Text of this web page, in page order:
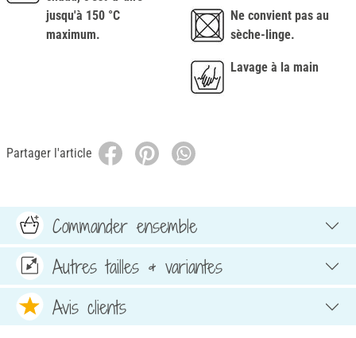
jusqu'à 150 °C
maximum.
Ne convient pas au
sèche-linge.
Lavage à la main
Partager l'article
Commander ensemble
Autres tailles & variantes
Avis clients